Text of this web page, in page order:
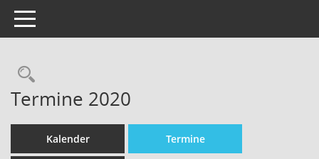
Toggle navigation
Termine 2020
Kalender Termine